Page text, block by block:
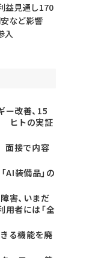
益見通し170
など影響
入
ー改善、15
ヒトの実証
面接で内容
AI装備品」の
害、いまだ
者には「全
る機能を廃